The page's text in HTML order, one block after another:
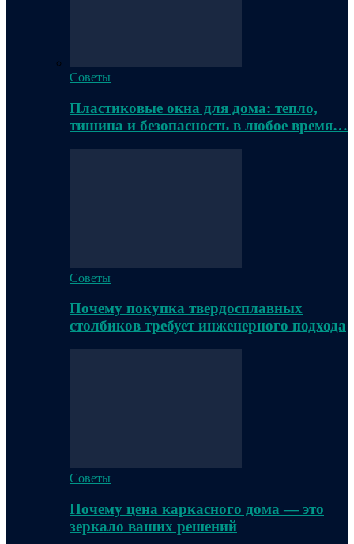
Советы
Пластиковые окна для дома: тепло,
тишина и безопасность в любое время…
Советы
Почему покупка твердосплавных
столбиков требует инженерного подхода
Советы
Почему цена каркасного дома — это
зеркало ваших решений